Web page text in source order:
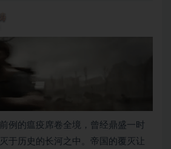
例的瘟疫席卷全境，曾经鼎盛一时
于历史的长河之中。帝国的覆灭让